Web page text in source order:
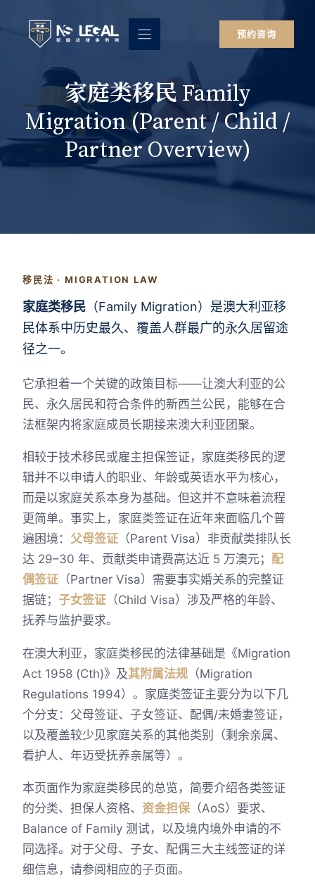
至
预约咨询
家庭类移民 Family
Migration (Parent / Child /
Partner Overview)
移民法 · MIGRATION LAW
家庭类移民 （Family Migration）是澳大利亚移
民体系中历史最久、覆盖人群最广的永久居留途
径之一。
它承担着一个关键的政策目标——让澳大利亚的公
民、永久居民和符合条件的新西兰公民，能够在合
法框架内将家庭成员长期接来澳大利亚团聚。
相较于技术移民或雇主担保签证，家庭类移民的逻
辑并不以申请人的职业、年龄或英语水平为核心，
而是以家庭关系本身为基础。但这并不意味着流程
更简单。事实上，家庭类签证在近年来面临几个普
遍困境： 父母签证 （Parent Visa）非贡献类排队长
达 29–30 年、贡献类申请费高达近 5 万澳元； 配
偶签证 （Partner Visa）需要事实婚关系的完整证
据链； 子女签证 （Child Visa）涉及严格的年龄、
抚养与监护要求。
在澳大利亚，家庭类移民的法律基础是《Migration
Act 1958 (Cth)》及其附属法规 （Migration
Regulations 1994）。家庭类签证主要分为以下几
个分支：父母签证、子女签证、配偶/未婚妻签证，
以及覆盖较少见家庭关系的其他类别（剩余亲属、
看护人、年迈受抚养亲属等）。
本页面作为家庭类移民的总览，简要介绍各类签证
的分类、担保人资格、 资金担保（AoS）要求、
Balance of Family 测试，以及境内境外申请的不
同选择。对于父母、子女、配偶三大主线签证的详
细信息，请参阅相应的子页面。